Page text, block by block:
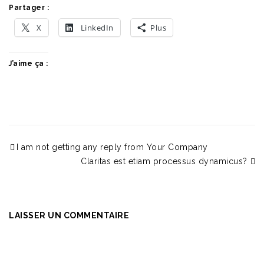
Partager :
X LinkedIn Plus
J’aime ça :
I am not getting any reply from Your Company
Claritas est etiam processus dynamicus?
LAISSER UN COMMENTAIRE